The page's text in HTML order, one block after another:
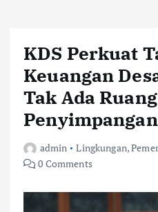
KDS Perkuat
Keuangan
Tak Ada Ruang
admin Lingkungan,
0 Comments